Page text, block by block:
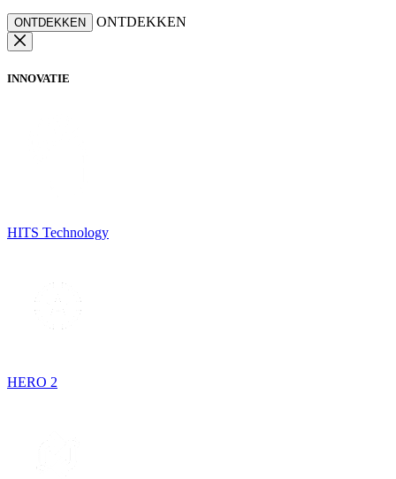
ONTDEKKEN ONTDEKKEN
INNOVATIE
HITS Technology
HERO 2